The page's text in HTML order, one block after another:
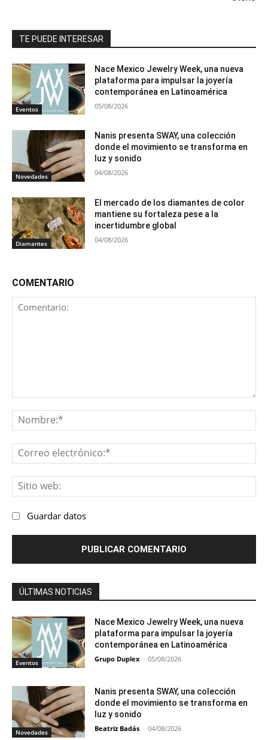
TE PUEDE INTERESAR
Eventos
Nace Mexico Jewelry Week, una nueva
plataforma para impulsar la joyería
contemporánea en Latinoamérica
05/08/2026
Novedades
Nanis presenta SWAY, una colección
donde el movimiento se transforma en
luz y sonido
04/08/2026
Diamantes
El mercado de los diamantes de color
mantiene su fortaleza pese a la
incertidumbre global
04/08/2026
COMENTARIO
Guardar datos
ÚLTIMAS NOTICIAS
Eventos
Nace Mexico Jewelry Week, una nueva
plataforma para impulsar la joyería
contemporánea en Latinoamérica
Grupo Duplex - 05/08/2026
Novedades
Nanis presenta SWAY, una colección
donde el movimiento se transforma en
luz y sonido
Beatriz Badás - 04/08/2026